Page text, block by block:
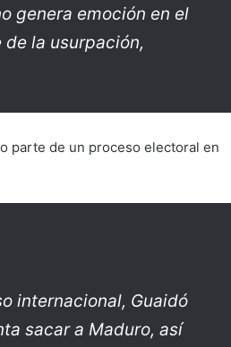
genera emoción en el
la usurpación,
parte de un proceso electoral en
internacional, Guaidó
sacar a Maduro, así